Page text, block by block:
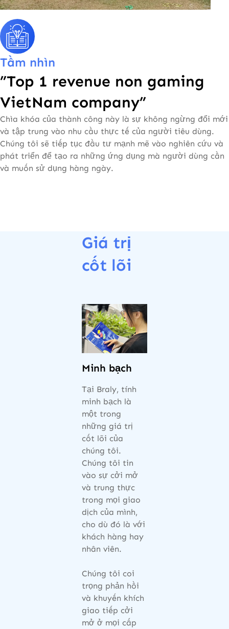
Tầm nhìn
”Top 1 revenue non gaming
VietNam company”
Chìa khóa của thành công này là sự không ngừng đổi mới
và tập trung vào nhu cầu thực tế của người tiêu dùng.
Chúng tôi sẽ tiếp tục đầu tư mạnh mẽ vào nghiên cứu và
phát triển để tạo ra những ứng dụng mà người dùng cần
và muốn sử dụng hàng ngày.
Giá trị
cốt lõi
Minh bạch
Tại Braly, tính
minh bạch là
một trong
những giá trị
cốt lõi của
chúng tôi.
Chúng tôi tin
vào sự cởi mở
và trung thực
trong mọi giao
dịch của mình,
cho dù đó là với
khách hàng hay
nhân viên.
Chúng tôi coi
trọng phản hồi
và khuyến khích
giao tiếp cởi
mở ở mọi cấp